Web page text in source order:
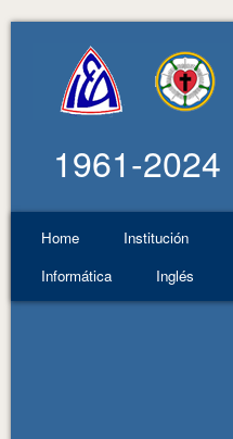
1961-2024
Home Institución
Informática
Inglés